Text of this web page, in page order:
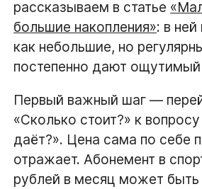
рассказываем в статье
большие накопления»: в
как небольшие, но
постепенно дают ощутимый
Первый важный шаг —
«Сколько стоит?» к
даёт?». Цена сама по себе
отражает. Абонемент в
рублей в месяц может